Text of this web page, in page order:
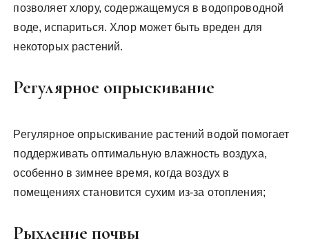
позволяет хлору, содержащемуся в водопроводной
воде, испариться. Хлор может быть вреден для
некоторых растений.
Регулярное опрыскивание
Регулярное опрыскивание растений водой помогает
поддерживать оптимальную влажность воздуха,
особенно в зимнее время, когда воздух в
помещениях становится сухим из-за отопления;
Рыхление почвы